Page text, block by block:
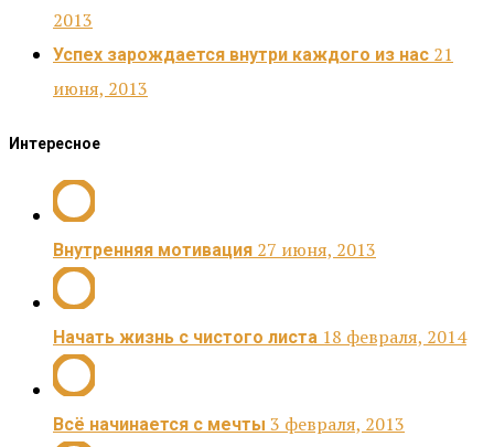
2013
Успех зарождается внутри каждого из нас 21
июня, 2013
Интересное
Внутренняя мотивация 27 июня, 2013
Начать жизнь с чистого листа 18 февраля, 2014
Всё начинается с мечты 3 февраля, 2013